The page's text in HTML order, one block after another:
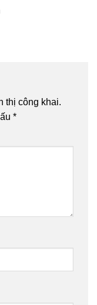
thị công khai.
*